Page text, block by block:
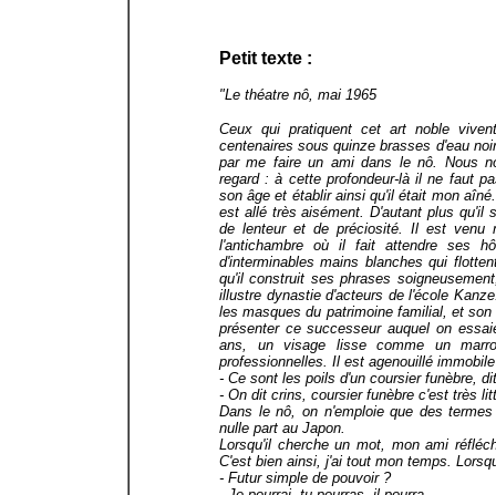
Petit texte :
"Le théatre nô, mai 1965
Ceux qui pratiquent cet art noble
centenaires sous quinze brasses d'eau
par me faire un ami dans le nô. Nous
regard : à cette profondeur-là il ne faut
son âge et établir ainsi qu'il était mon
est allé très aisément. D'autant plus qu'il
de lenteur et de préciosité. Il est venu
l'antichambre où il fait attendre ses
d'interminables mains blanches qui
qu'il construit ses phrases
illustre dynastie d'acteurs de l'école
les masques du patrimoine familial, et
présenter ce successeur auquel on
ans, un visage lisse comme un
professionnelles. Il est agenouillé
- Ce sont les poils d'un coursier funèbre,
- On dit crins, coursier funèbre c'est très
Dans le nô, on n'emploie que des
nulle part au Japon.
Lorsqu'il cherche un mot, mon ami
C'est bien ainsi, j'ai tout mon temps.
- Futur simple de pouvoir ?